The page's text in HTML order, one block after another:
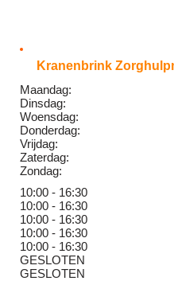
Kranenbrink
Maandag:
Dinsdag:
Woensdag:
Donderdag:
Vrijdag:
Zaterdag:
Zondag:
10:00 - 16:30
10:00 - 16:30
10:00 - 16:30
10:00 - 16:30
10:00 - 16:30
GESLOTEN
GESLOTEN